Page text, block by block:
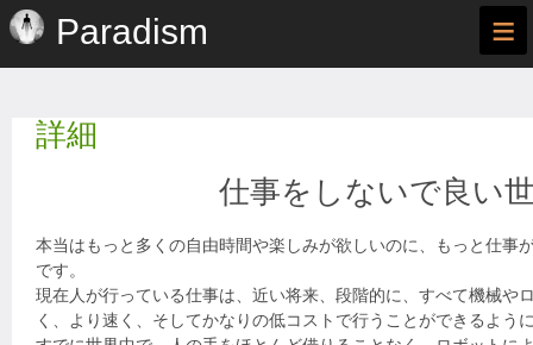
Paradism ≡
詳細
仕事をしないで良い
本当はもっと多くの自由時間や楽しみが欲しいのに、もっと仕事
です。
現在人が行っている仕事は、近い将来、段階的に、すべて機械や
く、より速く、そしてかなりの低コストで行うことができるよう